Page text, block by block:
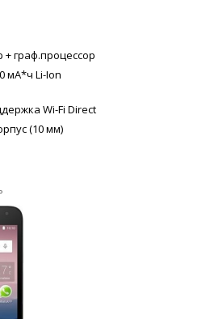
граф.процессор
мА*ч Li-Ion
Wi-Fi Direct
(10 мм)